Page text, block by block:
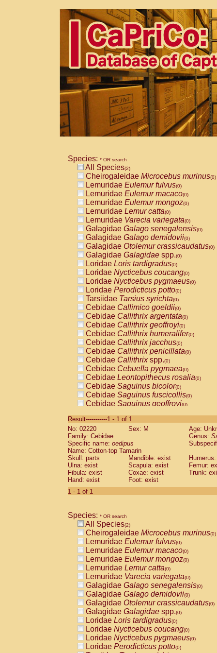
Species: * OR search
All Species(2)
Cheirogaleidae Microcebus murinus(0)
Lemuridae Eulemur fulvus(0)
Lemuridae Eulemur macaco(0)
Lemuridae Eulemur mongoz(0)
Lemuridae Lemur catta(0)
Lemuridae Varecia variegata(0)
Galagidae Galago senegalensis(0)
Galagidae Galago demidovii(0)
Galagidae Otolemur crassicaudatus(0)
Galagidae Galagidae spp.(0)
Loridae Loris tardigradus(0)
Loridae Nycticebus coucang(0)
Loridae Nycticebus pygmaeus(0)
Loridae Perodicticus potto(0)
Tarsiidae Tarsius syrichta(0)
Cebidae Callimico goeldii(0)
Cebidae Callithrix argentata(0)
Cebidae Callithrix geoffroyi(0)
Cebidae Callithrix humeralifer(0)
Cebidae Callithrix jacchus(0)
Cebidae Callithrix penicillata(0)
Cebidae Callithrixspp.(0)
Cebidae Cebuella pygmaea(0)
Cebidae Leontopithecus rosalia(0)
Cebidae Saguinus bicolor(0)
Cebidae Saguinus fuscicollis(0)
Cebidae Saguinus geoffroyi(0)
CebidaeSaguinus labiatus(0)
Cebidae Saguinus leucopus (0)
Cebidae
CebidaeSaguinus mystax
Cebidae Saguinus nigricollis (1)
Cebidae Saguinus oedipus
Cebidae Saguinus weddelli
Cebidae Saguinusspp.
Cebidae
CebidaeCebus capucinus
CebidaeCebus nigrivittatus
CebidaeCebus spp.(0)
CebidaeSaimiri boliviensis(0)
CebidaeSaimiri sciureus(0)
AtelidaeAlouatta caraya(0)
AtelidaeAlouatta fusca(0)
AtelidaeAlouatta seniculus(0)
AtelidaeAlouattaspp.(0)
AtelidaeAteles belzebuth(0)
AtelidaeAteles geoffroyi(0)
AtelidaeAteles paniscus(0)
AtelidaeAtelesspp.(0)
AtelidaeLagothrix lagothricha(0)
AtelidaeLagothrix lagothricha cana
PitheciidaeCacajao calvus
Result-----------1 - 1 of 1
No: 02220
Sex: M
Age:
Family: Cebidae
Genus:
Specific name: oedipus
Name: Cotton-top Tamarin
Skull: parts
Mandible: exist
Ulna: exist
Scapula: exist
Femur:
Fibula: exist
Coxae: exist
Trunk:
Hand: exist
Foot: exist
1 - 1 of 1
Species: * OR search
All Species(2)
Cheirogaleidae Microcebus murinus(0)
Lemuridae Eulemur fulvus(0)
Lemuridae Eulemur macaco(0)
Lemuridae Eulemur mongoz(0)
Lemuridae Lemur catta(0)
Lemuridae Varecia variegata(0)
Galagidae Galago senegalensis(0)
Galagidae Galago demidovii(0)
Galagidae Otolemur crassicaudatus(0)
Galagidae Galagidae spp.(0)
Loridae Loris tardigradus(0)
Loridae Nycticebus coucang(0)
Loridae Nycticebus pygmaeus(0)
Loridae Perodicticus potto(0)